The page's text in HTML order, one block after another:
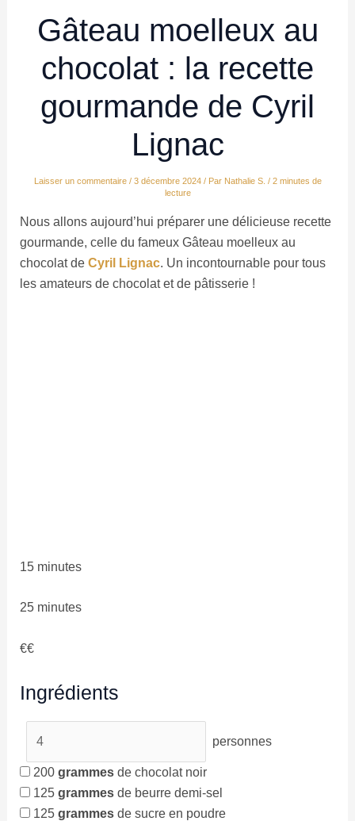
Gâteau moelleux au
chocolat : la recette
gourmande de Cyril
Lignac
Laisser un commentaire / 3 décembre 2024 / Par Nathalie S. / 2 minutes de
lecture
Nous allons aujourd’hui préparer une délicieuse recette
gourmande, celle du fameux Gâteau moelleux au
chocolat de Cyril Lignac. Un incontournable pour tous
les amateurs de chocolat et de pâtisserie !
15 minutes
25 minutes
€€
Ingrédients
personnes
200 grammesde chocolat noir
125 grammesde beurre demi-sel
125 grammesde sucre en poudre